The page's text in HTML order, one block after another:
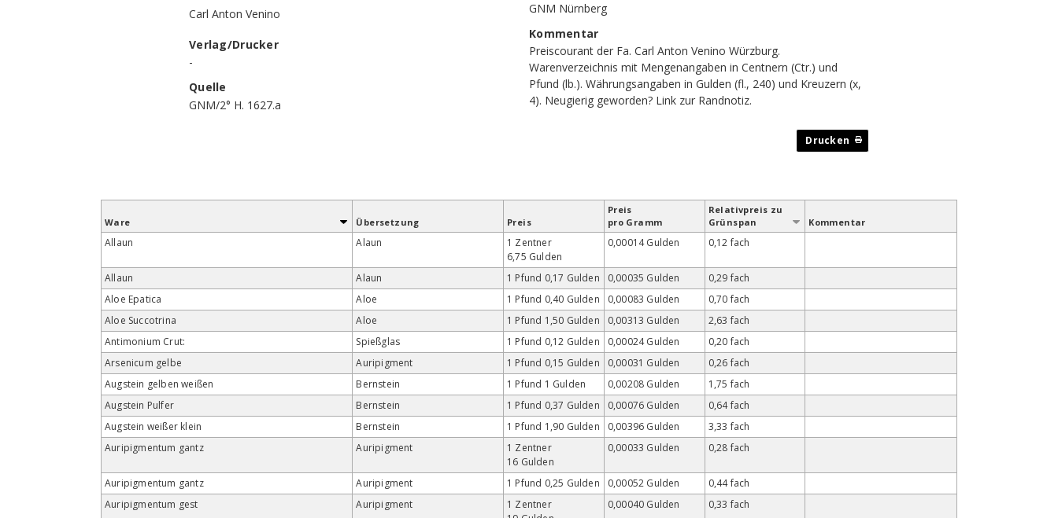
Carl Anton Venino
Verlag/Drucker
-
Quelle
GNM/2° H. 1627.a
GNM Nürnberg
Kommentar
Preiscourant der Fa. Carl Anton Venino Würzburg.
Warenverzeichnis mit Mengenangaben in Centnern (Ctr.) und
Pfund (lb.). Währungsangaben in Gulden (fl., 240) und Kreuzern (x,
4). Neugierig geworden? Link zur Randnotiz.
Ware Übersetzung Preis
Preis
pro Gramm
Relativ­preis zu
Grün­span
Kommentar
Allaun Alaun
1 Zentner
6,75 Gulden
0,00014 Gulden 0,12 fach
Allaun Alaun 1 Pfund 0,17 Gulden 0,00035 Gulden
0,29 fach
Aloe Epatica
Aloe 1 Pfund 0,40 Gulden 0,00083 Gulden
0,70 fach
Aloe Succotrina
Aloe 1 Pfund 1,50 Gulden 0,00313 Gulden
2,63 fach
Antimonium Crut:
Spießglas 1 Pfund 0,12 Gulden 0,00024 Gulden
0,20 fach
Arsenicum gelbe
Auripigment 1 Pfund 0,15 Gulden 0,00031 Gulden
0,26 fach
Augstein gelben weißen
Bernstein 1 Pfund 1 Gulden 0,00208 Gulden
1,75 fach
Augstein Pulfer
Bernstein 1 Pfund 0,37 Gulden 0,00076 Gulden
0,64 fach
Augstein weißer klein
Bernstein 1 Pfund 1,90 Gulden 0,00396 Gulden
3,33 fach
Auripigmentum gantz
Auripigment
1 Zentner
16 Gulden
0,00033 Gulden 0,28 fach
Auripigmentum gantz Auripigment 1 Pfund 0,25 Gulden 0,00052 Gulden
0,44 fach
Auripigmentum gest
Auripigment
1 Zentner
0,00040 Gulden 0,33 fach